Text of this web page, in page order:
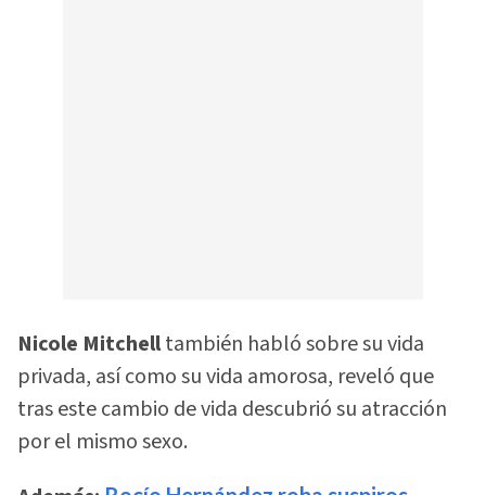
Nicole Mitchelltambién habló sobre su vida
privada, así como su vida amorosa, reveló que
tras este cambio de vida descubrió su atracción
por el mismo sexo.